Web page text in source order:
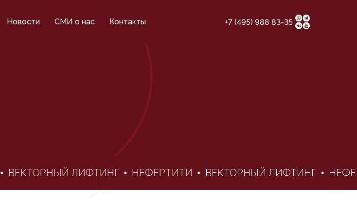
Новости СМИ о нас Контакты +7 (495) 988 83-35
ВЕКТОРНЫЙ ЛИФТИНГ НЕФЕРТИТИ ВЕКТОРНЫЙ ЛИФТИНГ